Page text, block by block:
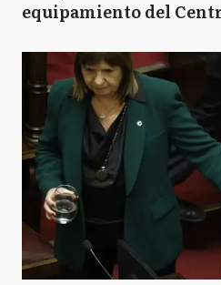
equipamiento del